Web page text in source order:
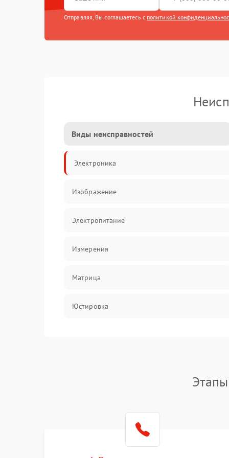
Отправляя, Вы соглашаетесь с политикой
Виды неисправностей
Электроника
Изображение
Электропитание
Измерения
Матрица
Юстировка